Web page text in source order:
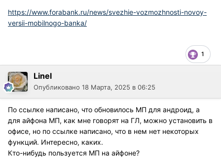
https://www.forabank.ru/news/svezhie-vozmozhnosti-novoy-
versii-mobilnogo-banka/
1
Linel
Опубликовано 18 Марта, 2025 в 06:25
По ссылке написано, что обновилось МП для андроид, а
для айфона МП, как мне говорят на ГЛ, можно установить в
офисе, но по ссылке написано, что в нем нет некоторых
функций. Интересно, каких.
Кто-нибудь пользуется МП на айфоне?